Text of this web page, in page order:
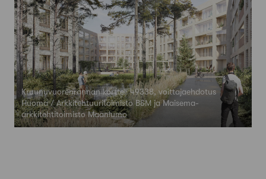
Kruunuvuorenrannan kortteli 49338, voittajaehdotus
Huoma / Arkkitehtuuritoimisto B&M ja Maisema-
arkkitehtitoimisto Maanlumo